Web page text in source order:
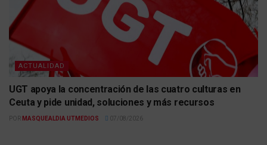
ACTUALIDAD
UGT apoya la concentración de las cuatro culturas en
Ceuta y pide unidad, soluciones y más recursos
POR MASQUEALDIA UTMEDIOS 07/08/2026